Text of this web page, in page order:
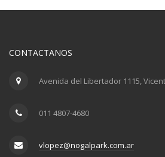
CONTACTANOS
Avenida del Libertador 1115,
011 4807-4680
vlopez@nogalpark.com.ar